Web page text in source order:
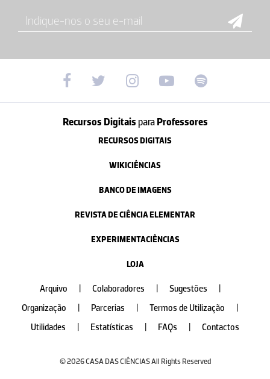
Recursos Digitais paraProfessores
RECURSOS DIGITAIS
WIKICIÊNCIAS
BANCO DE IMAGENS
REVISTA DE CIÊNCIA ELEMENTAR
EXPERIMENTACIÊNCIAS
LOJA
Arquivo Colaboradores Sugestões
Organização
Parcerias Termos de Utilização
Utilidades
Estatísticas FAQs Contactos
© 2026 CASA DAS CIÊNCIAS All Rights Reserved